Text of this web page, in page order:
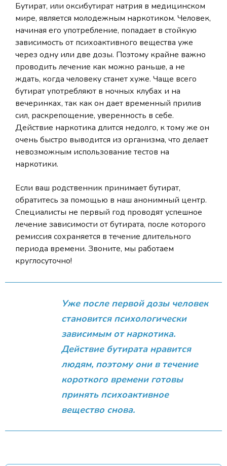
Бутират, или оксибутират натрия в медицинском
мире, является молодежным наркотиком. Человек,
начиная его употребление, попадает в стойкую
зависимость от психоактивного вещества уже
через одну или две дозы. Поэтому крайне важно
проводить лечение как можно раньше, а не
ждать, когда человеку станет хуже. Чаще всего
бутират употребляют в ночных клубах и на
вечеринках, так как он дает временный прилив
сил, раскрепощение, уверенность в себе.
Действие наркотика длится недолго, к тому же он
очень быстро выводится из организма, что делает
невозможным использование тестов на
наркотики.
Если ваш родственник принимает бутират,
обратитесь за помощью в наш анонимный центр.
Специалисты не первый год проводят успешное
лечение зависимости от бутирата, после которого
ремиссия сохраняется в течение длительного
периода времени. Звоните, мы работаем
круглосуточно!
Уже после первой дозы человек
становится психологически
зависимым от наркотика.
Действие бутирата нравится
людям, поэтому они в течение
короткого времени готовы
принять психоактивное
вещество снова.